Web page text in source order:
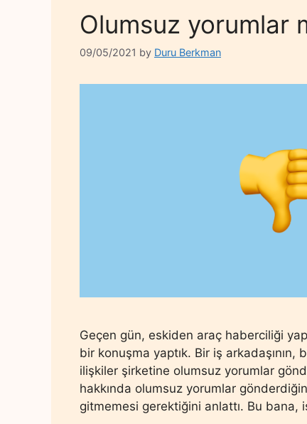
Olumsuz yorumlar
09/05/2021 by Duru Berkman
Geçen gün, eskiden araç haberciliği
bir konuşma yaptık. Bir iş
ilişkiler şirketine olumsuz yorumlar
hakkında olumsuz yorumlar
gitmemesi gerektiğini anlattı. Bu bana,